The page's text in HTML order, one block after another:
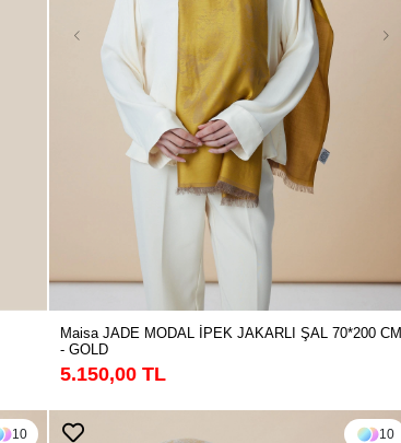
Maisa JADE MODAL İPEK JAKARLI ŞAL 70*200 CM
- GOLD
5.150,00 TL
10 10